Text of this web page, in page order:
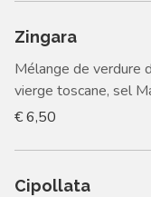
Zingara
Mélange de verdure
vierge toscane, sel
€ 6,50
Cipollata